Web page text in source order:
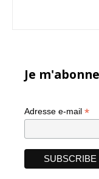
Je
Adresse e-mail *